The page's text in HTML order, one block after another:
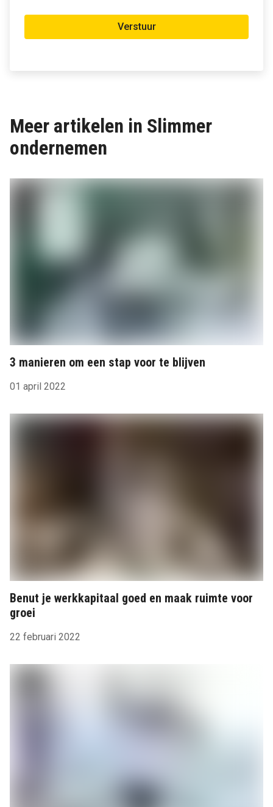
Verstuur
Meer artikelen in Slimmer
ondernemen
3 manieren om een stap voor te blijven
01 april 2022
Benut je werkkapitaal goed en maak ruimte voor
groei
22 februari 2022